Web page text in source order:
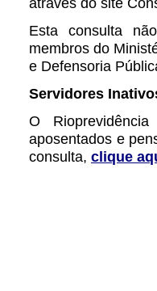
Esta consulta
membros do
e Defensoria
Servidores
O
aposentados e
consulta, clique